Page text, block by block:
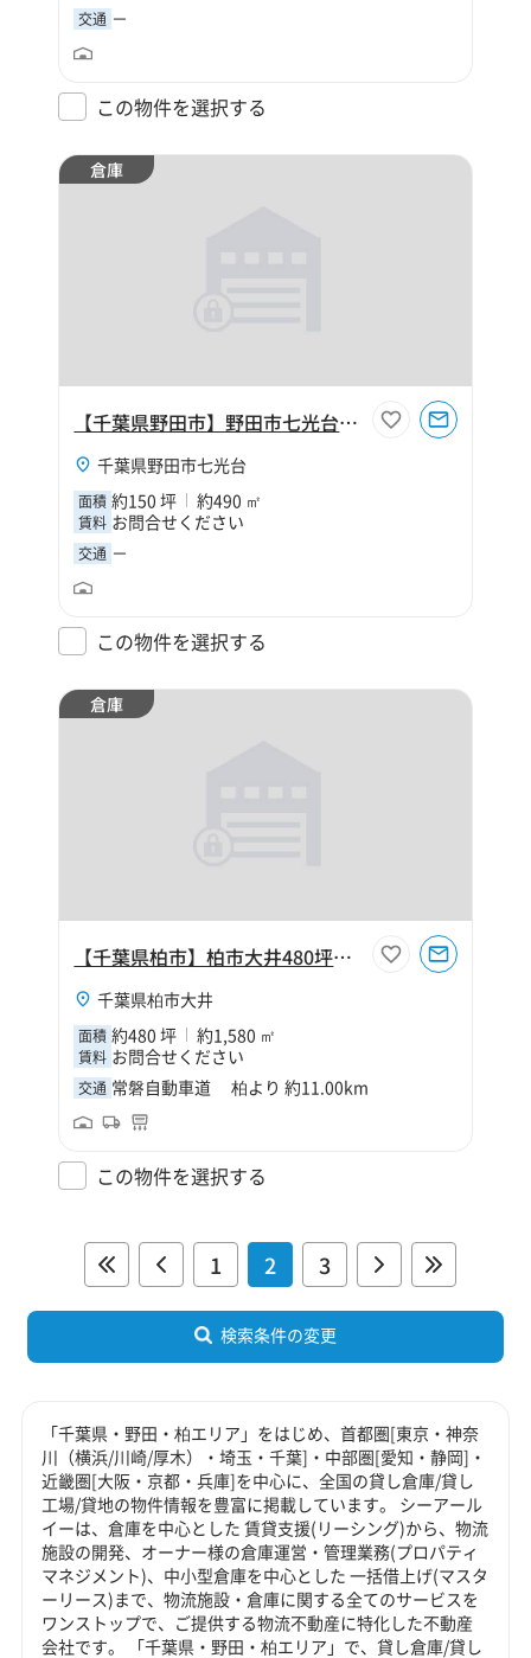
交通 －
この物件を選択する
倉庫
【千葉県野田市】野田市七光台150坪倉庫
千葉県野田市七光台
面積 約150 坪 約490 ㎡
賃料 お問合せください
交通 －
この物件を選択する
倉庫
【千葉県柏市】柏市大井480坪倉庫
千葉県柏市大井
面積 約480 坪 約1,580 ㎡
賃料 お問合せください
交通 常磐自動車道 柏より 約11.00km
この物件を選択する
1 2 3
検索条件の変更
「千葉県・野田・柏エリア」をはじめ、首都圏[東京・神奈
川（横浜/川崎/厚木）・埼玉・千葉]・中部圏[愛知・静岡]・
近畿圏[大阪・京都・兵庫]を中心に、全国の貸し倉庫/貸し
工場/貸地の物件情報を豊富に掲載しています。 シーアール
イーは、倉庫を中心とした 賃貸支援(リーシング)から、物流
施設の開発、オーナー様の倉庫運営・管理業務(プロパティ
マネジメント)、中小型倉庫を中心とした 一括借上げ(マスタ
ーリース)まで、物流施設・倉庫に関する全てのサービスを
ワンストップで、ご提供する物流不動産に特化した不動産
会社です。 「千葉県・野田・柏エリア」で、貸し倉庫/貸し